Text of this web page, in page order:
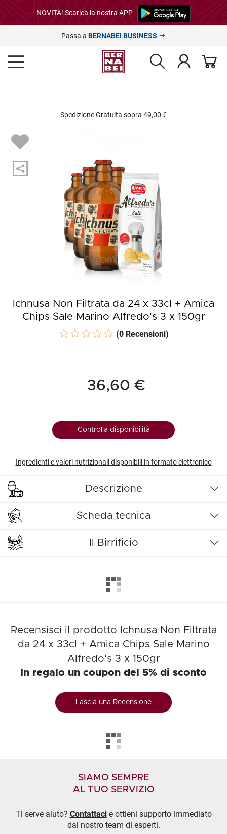
NOVITÀ! Scarica la nostra APP
Passa a BERNABEI BUSINESS
Spedizione Gratuita sopra 49,00 €
Ichnusa Non Filtrata da 24 x 33cl + Amica
Chips Sale Marino Alfredo's 3 x 150gr
(0 Recensioni)
36,60 €
Controlla disponibilità
Ingredienti e valori nutrizionali disponibili in formato elettronico
Descrizione
Scheda tecnica
Il Birrificio
Recensisci il prodotto Ichnusa Non Filtrata
da 24 x 33cl + Amica Chips Sale Marino
Alfredo's 3 x 150gr
In regalo un coupon del 5% di sconto
Lascia una Recensione
SIAMO SEMPRE
AL TUO SERVIZIO
Ti serve aiuto? Contattacie ottieni supporto immediato
dal nostro team di esperti.